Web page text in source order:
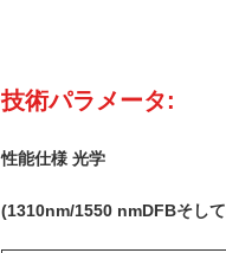
技術パラメータ:
性能仕様 光学
(1310nm/1550 nmDFBそし